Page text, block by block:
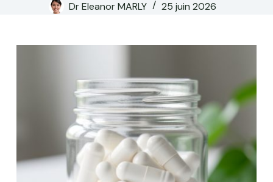
Dr Eleanor MARLY
25 juin 2026